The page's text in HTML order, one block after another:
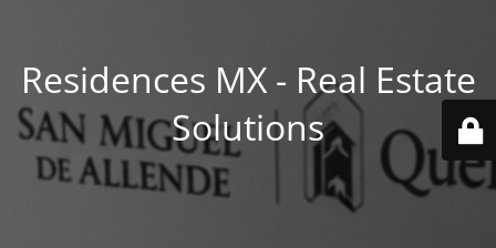
Residences MX - Real Estate
Solutions